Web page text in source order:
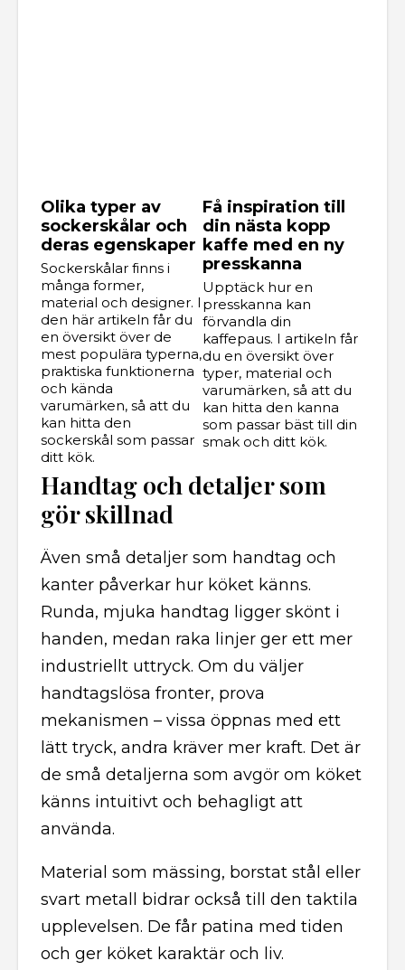
Olika typer av
sockerskålar och
deras egenskaper
Sockerskålar finns i
många former,
material och designer. I
den här artikeln får du
en översikt över de
mest populära typerna,
praktiska funktionerna
och kända
varumärken, så att du
kan hitta den
sockerskål som passar
ditt kök.
Få inspiration till
din nästa kopp
kaffe med en ny
presskanna
Upptäck hur en
presskanna kan
förvandla din
kaffepaus. I artikeln får
du en översikt över
typer, material och
varumärken, så att du
kan hitta den kanna
som passar bäst till din
smak och ditt kök.
Handtag och detaljer som
gör skillnad
Även små detaljer som handtag och
kanter påverkar hur köket känns.
Runda, mjuka handtag ligger skönt i
handen, medan raka linjer ger ett mer
industriellt uttryck. Om du väljer
handtagslösa fronter, prova
mekanismen – vissa öppnas med ett
lätt tryck, andra kräver mer kraft. Det är
de små detaljerna som avgör om köket
känns intuitivt och behagligt att
använda.
Material som mässing, borstat stål eller
svart metall bidrar också till den taktila
upplevelsen. De får patina med tiden
och ger köket karaktär och liv.